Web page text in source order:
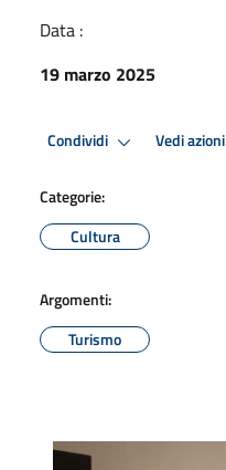
Data :
19 marzo 2025
Condividi Vedi azioni
Categorie:
Cultura
Argomenti:
Turismo